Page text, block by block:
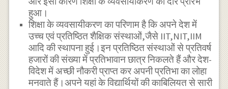
हुआ।
शिक्षा के व्यवसायीकरण का परिणाम है कि अपने देश में
उच्च एवं प्रतिष्ठित शैक्षिक संस्थाओं,जैसे IIT,NIT,IIM
आदि की स्थापना हुई।इन प्रतिष्ठित संस्थाओं से प्रतिवर्ष
हजारों की संख्या में प्रतिभावान छात्र निकलते हैं और देश-
विदेश में अच्छी नौकरी प्राप्त कर अपनी प्रतिभा का लोहा
मनवाते हैं।अपने यहां के विद्यार्थियों की काबिलियत से सारी